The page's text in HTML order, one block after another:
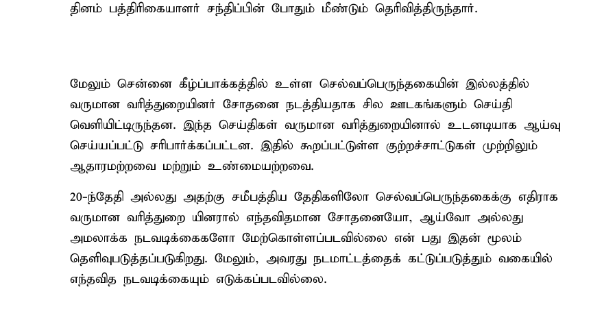
தினம் பத்திரிகையாளர் சந்திப்பின் போதும் மீண்டும் தெரிவித்திருந்தார்.
மேலும் சென்னை கீழ்ப்பாக்கத்தில் உள்ள செல்வப்பெருந்தகையின் இல்லத்தில்
வருமான வரித்துறையினர் சோதனை நடத்தியதாக சில ஊடகங்களும் செய்தி
வெளியிட்டிருந்தன. இந்த செய்திகள் வருமான வரித்துறையினால் உடனடியாக ஆய்வு
செய்யப்பட்டு சரிபார்க்கப்பட்டன. இதில் கூறப்பட்டுள்ள குற்றச்சாட்டுகள் முற்றிலும்
ஆதாரமற்றவை மற்றும் உண்மையற்றவை.
20-ந்தேதி அல்லது அதற்கு சமீபத்திய தேதிகளிலோ செல்வப்பெருந்தகைக்கு எதிராக
வருமான வரித்துறை யினரால் எந்தவிதமான சோதனையோ, ஆய்வோ அல்லது
அமலாக்க நடவடிக்கைகளோ மேற்கொள்ளப்படவில்லை என் பது இதன் மூலம்
தெளிவுபடுத்தப்படுகிறது. மேலும், அவரது நடமாட்டத்தைக் கட்டுப்படுத்தும் வகையில்
எந்தவித நடவடிக்கையும் எடுக்கப்படவில்லை.